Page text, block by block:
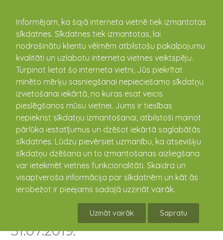
Informējam, ka šajā interneta vietnē tiek izmantotas
sīkdatnes. Sīkdatnes tiek izmantotas, lai
nodrošinātu klientu vēlmēm atbilstošu pakalpojumu
kvalitāti un uzlabotu interneta vietnes veiktspēju.
Turpinot lietot šo interneta vietni, Jūs piekrītat
minēto mērķu sasniegšanai nepieciešamo sīkdatņu
izvietošanai iekārtā, no kuras esat veicis
pieslēgšanos mūsu vietnei. Jums ir tiesības
nepiekrist sīkdatņu izmantošanai, atbilstoši mainot
pārlūka iestatījumus un dzēšot iekārtā saglabātās
sīkdatnes. Lūdzu pievērsiet uzmanību, ka atsevišķu
sīkdatņu dzēšana un to izmantošanas aizliegšana
var ietekmēt vietnes funkcionalitāti. Skaidra un
visaptveroša informācija par sīkdatnēm un kāt ās
ierobežot ir pieejams sadaļā uzzināt vairāk.
Uzināt vairāk Sapratu
kandava.lv
PASĀKUMU
KALENDĀRS
Kandavas novada atklātais
futbola čempionāts 7x7
vīriešiem, 30.07.2019. -
31.07.2019.